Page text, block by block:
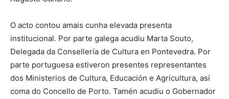
O acto contou amais cunha elevada presenta
institucional. Por parte galega acudiu Marta Souto,
Delegada da Consellería de Cultura en Pontevedra. Por
parte portuguesa estiveron presentes representantes
dos Ministerios de Cultura, Educación e Agricultura, así
coma do Concello de Porto. Tamén acudiu o Gobernador